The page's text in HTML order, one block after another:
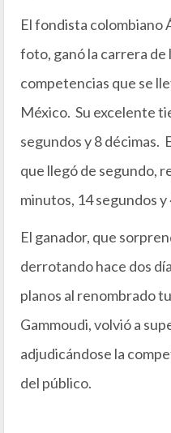
El fondista colombiano
foto, ganó la carrera de
competencias que se
México. Su excelente
segundos y 8 décimas.
que llegó de segundo,
minutos, 14 segundos y
El ganador, que
derrotando hace dos
planos al renombrado
Gammoudi, volvió a
adjudicándose la
del público.